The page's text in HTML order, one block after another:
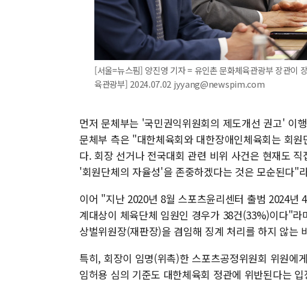
[서울=뉴스핌] 양진영 기자 = 유인촌 문화체육관광부 장관이
육관광부] 2024.07.02 jyyang@newspim.com
먼저 문체부는 '국민권익위원회의 제도개선 권고' 이
문체부 측은 "대한체육회와 대한장애인체육회는 회
다. 회장 선거나 전국대회 관련 비위 사건은 현재도
'회원단체의 자율성'을 존중하겠다는 것은 모순된다"
이어 "지난 2020년 8월 스포츠윤리센터 출범 2024년
계대상이 체육단체 임원인 경우가 38건(33%)이다"
상벌위원장(재판장)을 겸임해 징계 처리를 하지 않는
특히, 회장이 임명(위촉)한 스포츠공정위원회 위원에
임허용 심의 기준도 대한체육회 정관에 위반된다는 입